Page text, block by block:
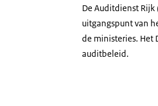
De Auditdienst
uitgangspunt van
de ministeries. Het
auditbeleid.